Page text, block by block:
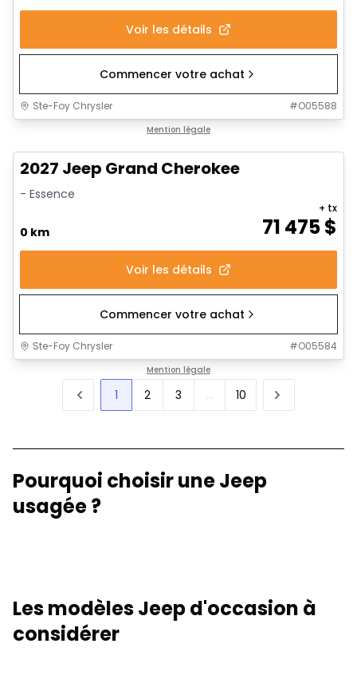
Voir les détails
Commencer votre achat
Ste-Foy Chrysler #O05588
Mention légale
2027 Jeep Grand Cherokee
- Essence
0 km 71 475$
+ tx
Voir les détails
Commencer votre achat
Ste-Foy Chrysler #O05584
Mention légale
1 2 3 ... 10
Pourquoi choisir une Jeep
usagée ?
Les modèles Jeep d'occasion à
considérer